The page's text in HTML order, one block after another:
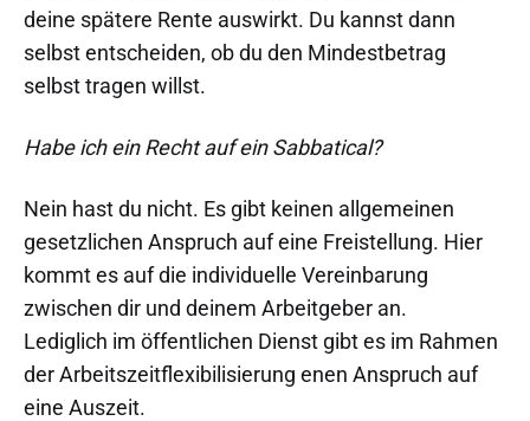
deine spätere Rente auswirkt. Du kannst dann
selbst entscheiden, ob du den Mindestbetrag
selbst tragen willst.
Habe ich ein Recht auf ein Sabbatical?
Nein hast du nicht. Es gibt keinen allgemeinen
gesetzlichen Anspruch auf eine Freistellung. Hier
kommt es auf die individuelle Vereinbarung
zwischen dir und deinem Arbeitgeber an.
Lediglich im öffentlichen Dienst gibt es im Rahmen
der Arbeitszeitflexibilisierung enen Anspruch auf
eine Auszeit.